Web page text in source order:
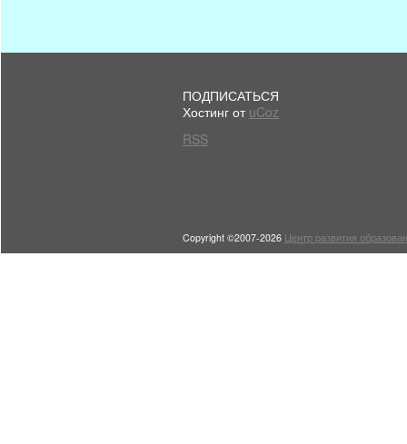
ПОДПИСАТЬСЯ
Хостинг от uCoz
RSS
Copyright ©2007-2026 Центр развития